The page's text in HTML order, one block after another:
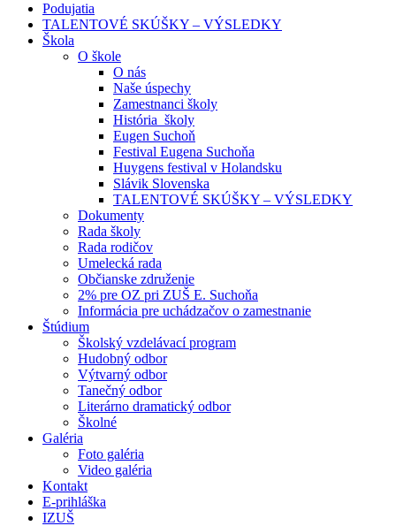
Podujatia
TALENTOVÉ SKÚŠKY – VÝSLEDKY
Škola
O škole
O nás
Naše úspechy
Zamestnanci školy
História školy
Eugen Suchoň
Festival Eugena Suchoňa
Huygens festival v Holandsku
Slávik Slovenska
TALENTOVÉ SKÚŠKY – VÝSLEDKY
Dokumenty
Rada školy
Rada rodičov
Umelecká rada
Občianske združenie
2% pre OZ pri ZUŠ E. Suchoňa
Informácia pre uchádzačov o zamestnanie
Štúdium
Školský vzdelávací program
Hudobný odbor
Výtvarný odbor
Tanečný odbor
Literárno dramatický odbor
Školné
Galéria
Foto galéria
Video galéria
Kontakt
E-prihláška
IZUŠ